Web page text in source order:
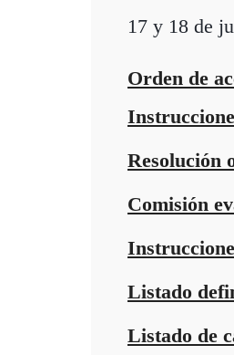
17 y 18 de
Orden de
Resolución
Comisión
Listado
Listado de